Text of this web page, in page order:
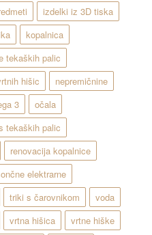
izdelki iz 3D tiska
kopalnica
tekaških palic
hišic
nepremičnine
3
očala
tekaških palic
renovacija kopalnice
elektrarne
triki s čarovnikom
voda
vrtna hišica vrtne hiške